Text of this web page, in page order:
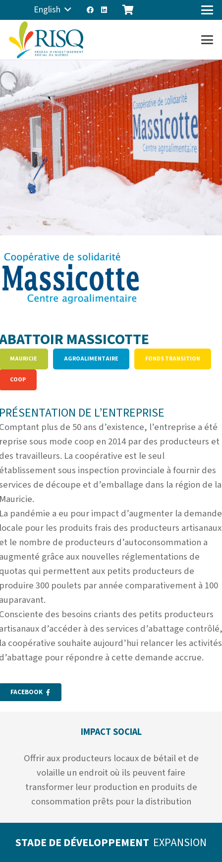
English
MASSICOTTE
MAURICIE AGROALIMENTAIRE FONDS TRANSITION
COOP
DE L’ENTREPRISE
plus de 50 ans d’existence, l’entreprise a été
sous mode coop en 2014 par des producteurs et
travailleurs. La coopérative est le seul
sous inspection provinciale à fournir des
de découpe et d’emballage dans la région de la
pandémie a eu pour impact d’augmenter la demande
pour les produits frais des producteurs artisanaux
le nombre de producteurs d’autoconsommation a
grâce aux nouvelles réglementations de
qui permettent aux petits producteurs de
300 poulets par année comparativement à 100
des besoins criants des petits producteurs
d’accéder à des services d’abattage
coopérative souhaite aujourd’hui relancer les activités
pour répondre à cette demande accrue.
FACEBOOK
IMPACT SOCIAL
Offrir aux producteurs locaux de bétail et de
volaille un endroit où ils peuvent faire
transformer leur production en produits de
consommation prêts pour la distribution
STADE DE DÉVELOPPEMENT EXPANSION